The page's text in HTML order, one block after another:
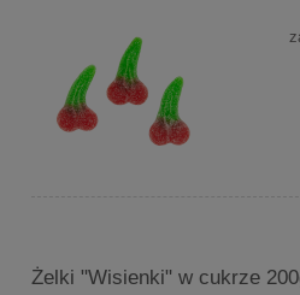
Żelki "Wisienki" w cukrze